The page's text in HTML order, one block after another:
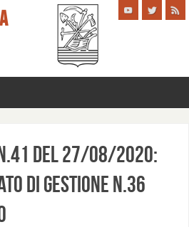
del 27/08/2020:
di Gestione n.36